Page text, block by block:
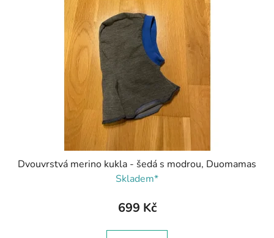
Dvouvrstvá merino kukla - šedá s modrou, Duomamas
Skladem*
699 Kč